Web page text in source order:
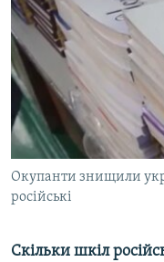
ФОТО
СПЕЦПРОЄКТИ
ПОДКАСТИ
КРИМ РЕАЛІЇ
РУС
УКР
Окупанти знищили
російські
Скільки шкіл